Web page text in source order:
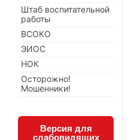
Штаб воспитательной
работы
ВСОКО
ЭИОС
НОК
Осторожно!
Мошенники!
Версия для
слабовидящих